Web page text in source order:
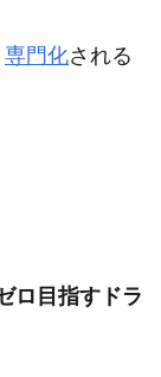
専門化される
ロ目指すドラ